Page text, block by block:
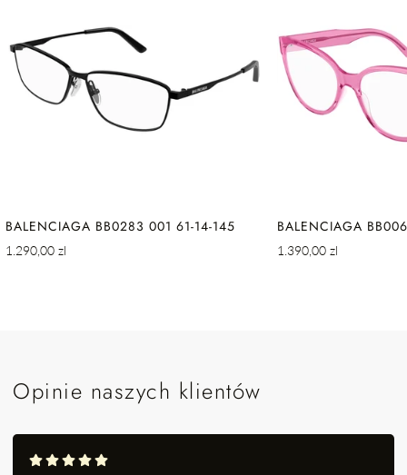
BALENCIAGA BB0283 001 61-14-145
Cena
1.290,00 zl
BALENCIAGA
Cena
1.390,00 zl
Opinie naszych klientów